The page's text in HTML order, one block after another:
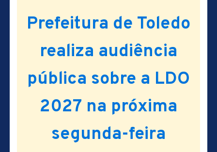
Prefeitura de Toledo
realiza audiência
pública sobre a LDO
2027 na próxima
segunda-feira